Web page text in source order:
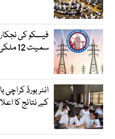
فیسکو کی
سمیت 12 ملکی و غیر ملکی گروپ میدان میں
انٹر بورڈ
کے نتائج کا